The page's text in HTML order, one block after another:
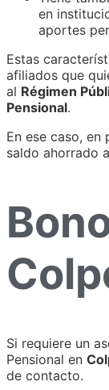
en
aportes
Estas
afiliados que
al Régimen
Pensional.
En ese caso,
saldo ahorrado
Si requiere un
Pensional en
de contacto.